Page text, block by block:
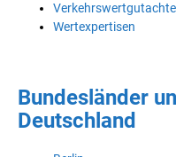
Wertexpertisen
Bundesländer
Deutschland